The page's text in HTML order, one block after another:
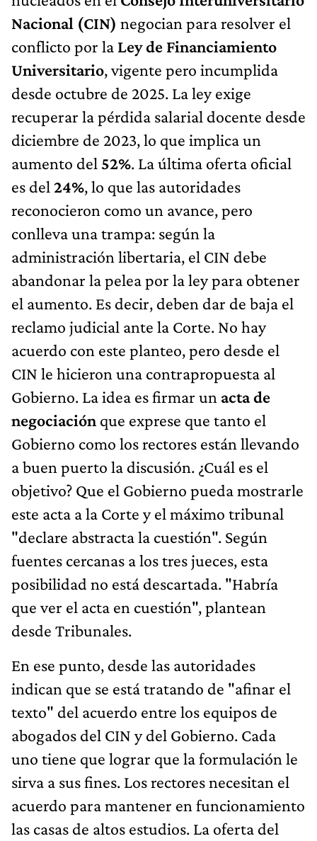
Nacional (CIN) negocian para resolver el
conflicto por la Ley de Financiamiento
Universitario, vigente pero incumplida
desde octubre de 2025. La ley exige
recuperar la pérdida salarial docente desde
diciembre de 2023, lo que implica un
aumento del 52%. La última oferta oficial
es del 24%, lo que las autoridades
reconocieron como un avance, pero
conlleva una trampa: según la
administración libertaria, el CIN debe
abandonar la pelea por la ley para obtener
el aumento. Es decir, deben dar de baja el
reclamo judicial ante la Corte. No hay
acuerdo con este planteo, pero desde el
CIN le hicieron una contrapropuesta al
Gobierno. La idea es firmar un acta de
negociación que exprese que tanto el
Gobierno como los rectores están llevando
a buen puerto la discusión. ¿Cuál es el
objetivo? Que el Gobierno pueda mostrarle
este acta a la Corte y el máximo tribunal
"declare abstracta la cuestión". Según
fuentes cercanas a los tres jueces, esta
posibilidad no está descartada. "Habría
que ver el acta en cuestión", plantean
desde Tribunales.
En ese punto, desde las autoridades
indican que se está tratando de "afinar el
texto" del acuerdo entre los equipos de
abogados del CIN y del Gobierno. Cada
uno tiene que lograr que la formulación le
sirva a sus fines. Los rectores necesitan el
acuerdo para mantener en funcionamiento
las casas de altos estudios. La oferta del